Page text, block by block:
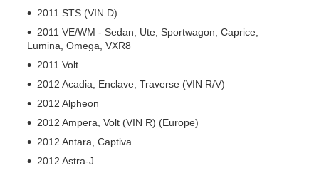
2011 STS (VIN D)
2011 VE/WM - Sedan, Ute, Sportwagon, Caprice,
Lumina, Omega, VXR8
2011 Volt
2012 Acadia, Enclave, Traverse (VIN R/V)
2012 Alpheon
2012 Ampera, Volt (VIN R) (Europe)
2012 Antara, Captiva
2012 Astra-J